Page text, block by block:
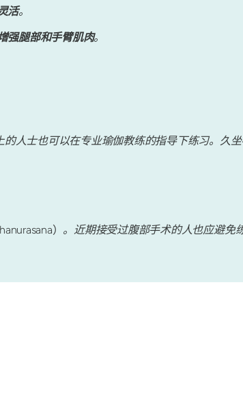
活。
强腿部和手臂肌肉。
人士也可以在专业瑜伽教练的指导下练习。久
） 。近期接受过腹部手术的人也应避免